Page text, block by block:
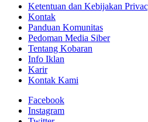
Ketentuan dan Kebijakan
Kontak
Panduan Komunitas
Pedoman Media Siber
Tentang Kobaran
Info Iklan
Karir
Kontak Kami
Facebook
Instagram